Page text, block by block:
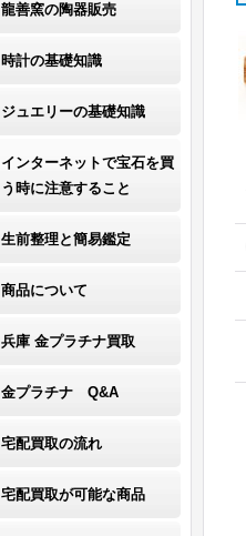
龍善窯の陶器販売
時計の基礎知識
ジュエリーの基礎知識
インターネットで宝石を買
う時に注意すること
生前整理と簡易鑑定
商品について
兵庫 金プラチナ買取
金プラチナ Q&A
宅配買取の流れ
宅配買取が可能な商品